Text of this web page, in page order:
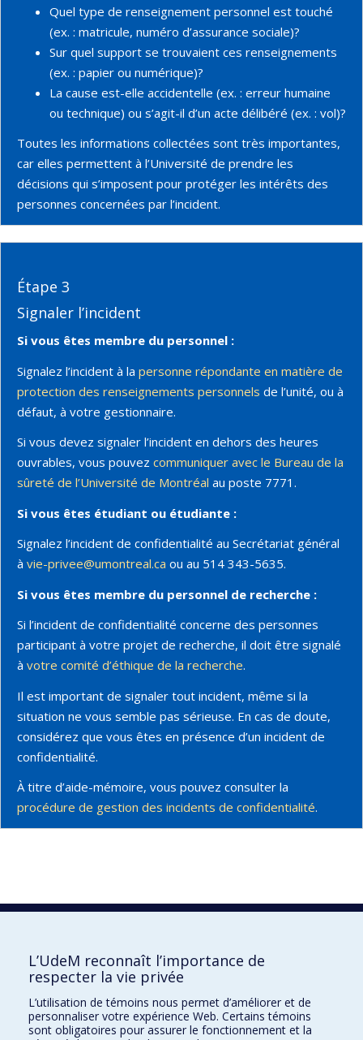
Quel type de renseignement personnel est touché
(ex. : matricule, numéro d’assurance sociale)?
Sur quel support se trouvaient ces renseignements
(ex. : papier ou numérique)?
La cause est-elle accidentelle (ex. : erreur humaine
ou technique) ou s’agit-il d’un acte délibéré (ex. : vol)?
Toutes les informations collectées sont très importantes,
car elles permettent à l’Université de prendre les
décisions qui s’imposent pour protéger les intérêts des
personnes concernées par l’incident.
Étape 3
Signaler l’incident
Si vous êtes membre du personnel :
Signalez l’incident à la personne répondante en matière de
protection des renseignements personnels de l’unité, ou à
défaut, à votre gestionnaire.
Si vous devez signaler l’incident en dehors des heures
ouvrables, vous pouvez communiquer avec le Bureau de la
sûreté de l’Université de Montréal au poste 7771.
Si vous êtes étudiant ou étudiante :
Signalez l’incident de confidentialité au Secrétariat général
à vie-privee@umontreal.ca ou au 514 343-5635.
Si vous êtes membre du personnel de recherche :
Si l’incident de confidentialité concerne des personnes
participant à votre projet de recherche, il doit être signalé
à votre comité d’éthique de la recherche.
Il est important de signaler tout incident, même si la
situation ne vous semble pas sérieuse. En cas de doute,
considérez que vous êtes en présence d’un incident de
confidentialité.
À titre d’aide-mémoire, vous pouvez consulter la
procédure de gestion des incidents de confidentialité.
Nous joindre
Pavillon Roger-Gaudry
2900, boulevard Édouard-Montpetit
L’UdeM reconnaît l’importance de
respecter la vie privée
L’utilisation de témoins nous permet d’améliorer et de
personnaliser votre expérience Web. Certains témoins
sont obligatoires pour assurer le fonctionnement et la